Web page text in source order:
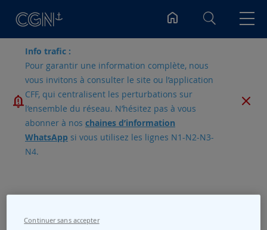
Info trafic :
Pour garantir une information complète, nous
vous invitons à consulter le site ou l’application
CFF, qui centralisent les perturbations sur
l’ensemble du réseau. N’hésitez pas à vous
abonner à nos chaines d’information
WhatsApp si vous utilisez les lignes N1-N2-N3-
N4.
Continuer sans accepter